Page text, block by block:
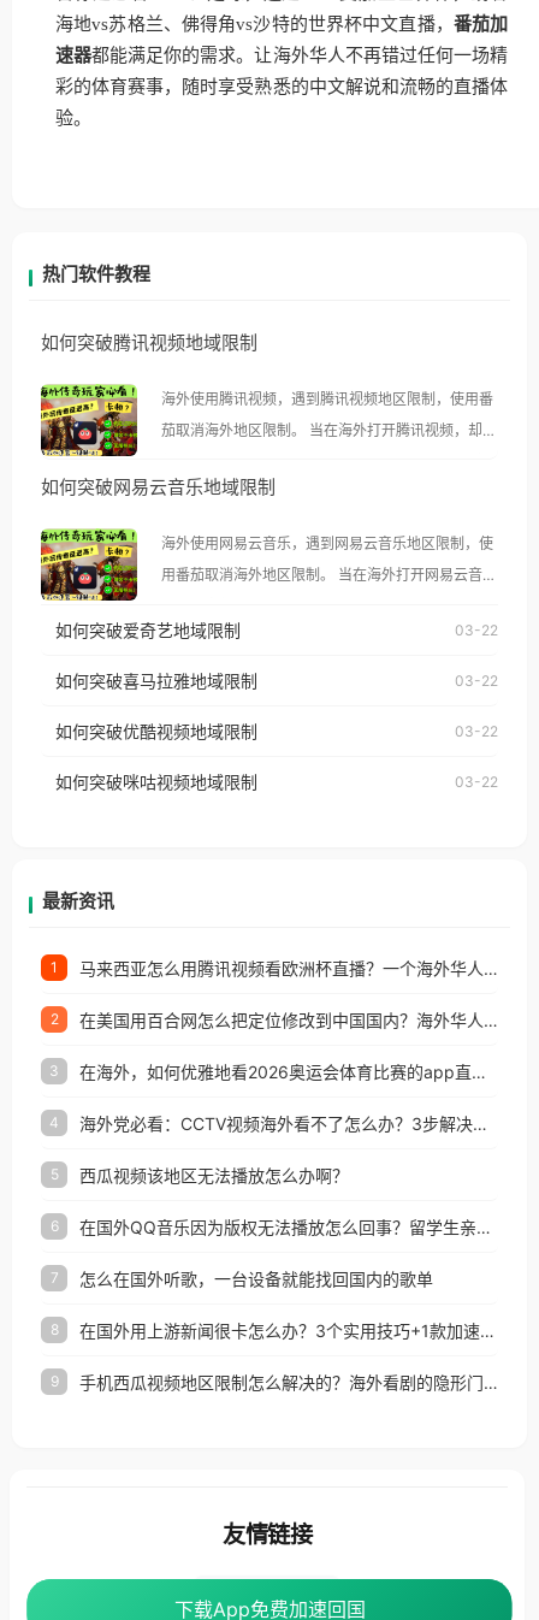
海地vs苏格兰、佛得角vs沙特的世界杯中文直播， 番茄加
速器都能满足你的需求。让海外华人不再错过任何一场精
彩的体育赛事，随时享受熟悉的中文解说和流畅的直播体
验。
热门软件教程
如何突破腾讯视频地域限制
海外使用腾讯视频，遇到腾讯视频地区限制，使用番
茄取消海外地区限制。 当在海外打开腾讯视频，却突
示语。 海外用户如香港、澳门、台湾、美国、加拿
像其他音乐平台一样，出现地区及版权限制问题，且
仅能在中国大陆地区播放。 遇到这个问题的朋友们，
使用番茄回国加速器，即可解决「海外用户收听腾讯
台湾、美国、加拿大、澳大利亚、欧洲等国家和地区
权限制所困扰。
如何突破网易云音乐地域限制
海外使用网易云音乐，遇到网易云音乐地区限制，使
用番茄取消海外地区限制。 当在海外打开网易云音
播放”的提示语。 海外用户如香港、澳门、台湾、美
国、加拿大、澳大利亚、欧洲等国家和地区时，网易
制问题，且仅能在中国大陆地区播放。 遇到这个问题
户收听网易云音乐地区版权限制」的问题，无论人在
如何突破爱奇艺地域限制 03-22
如何突破喜马拉雅地域限制 03-22
如何突破优酷视频地域限制 03-22
如何突破咪咕视频地域限制 03-22
最新资讯
1 马来西亚怎么用腾讯视频看欧洲杯直播？一个海外华人的真实困扰与破解
2 在美国用百合网怎么把定位修改到中国国内？海外华人必备的回国加速指南
3 在海外，如何优雅地看2026奥运会体育比赛的app直播？
4 海外党必看：CCTV视频海外看不了怎么办？3步解决地区限制+追剧自由
5 西瓜视频该地区无法播放怎么办啊？
6 在国外QQ音乐因为版权无法播放怎么回事？留学生亲测有效的解决办法
7 怎么在国外听歌，一台设备就能找回国内的歌单
8 在国外用上游新闻很卡怎么办？3个实用技巧+1款加速器解决海外看国内内容难题
9 手机西瓜视频地区限制怎么解决的？海外看剧的隐形门与钥匙
下载App免费加速回国
下载App免费加速回国
友情链接